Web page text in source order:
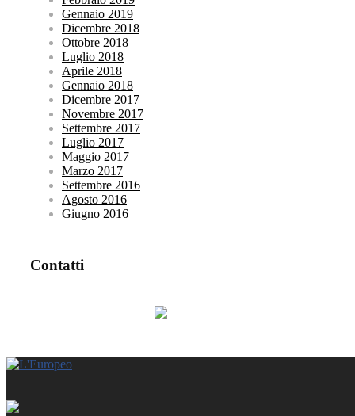
Gennaio 2019
Dicembre 2018
Ottobre 2018
Luglio 2018
Aprile 2018
Gennaio 2018
Dicembre 2017
Novembre 2017
Settembre 2017
Luglio 2017
Maggio 2017
Marzo 2017
Settembre 2016
Agosto 2016
Giugno 2016
Contatti